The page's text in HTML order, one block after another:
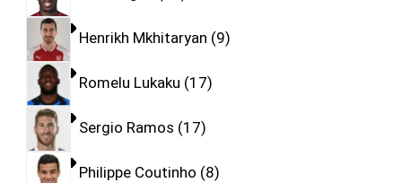
Henrikh Mkhitaryan 9
Romelu Lukaku 17
Sergio Ramos 17
Philippe Coutinho 8